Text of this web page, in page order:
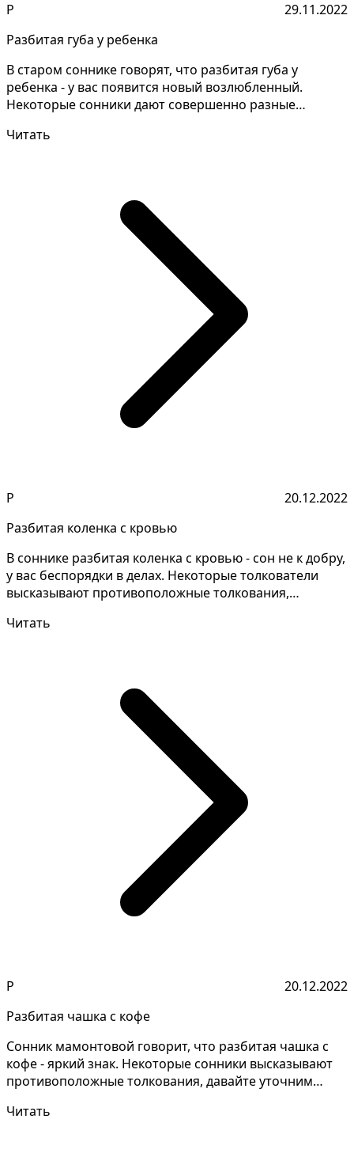
Р
29.11.2022
Разбитая губа у ребенка
В старом соннике говорят, что разбитая губа у
ребенка - у вас появится новый возлюбленный.
Некоторые сонники дают совершенно разные
Читать
Р
20.12.2022
Разбитая коленка с кровью
В соннике разбитая коленка с кровью - сон не к добру,
у вас беспорядки в делах. Некоторые толкователи
высказывают противоположные толкования,
Читать
Р
20.12.2022
Разбитая чашка с кофе
Сонник мамонтовой говорит, что разбитая чашка с
кофе - яркий знак. Некоторые сонники высказывают
противоположные толкования, давайте уточним
Читать